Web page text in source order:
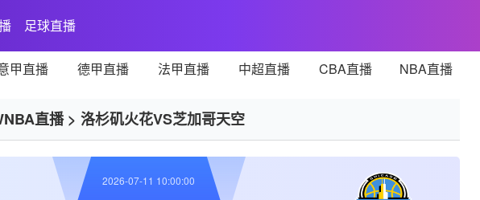
足球直播
甲直播 德甲直播 法甲直播 中超直播 CBA直播 NBA直播
直播> 洛杉矶火花VS芝加哥天空
2026-07-11 10:00:00